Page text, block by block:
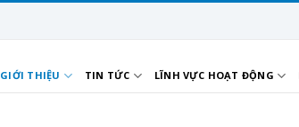
GIỚI THIỆU TIN TỨC LĨNH VỰC HOẠT ĐỘNG